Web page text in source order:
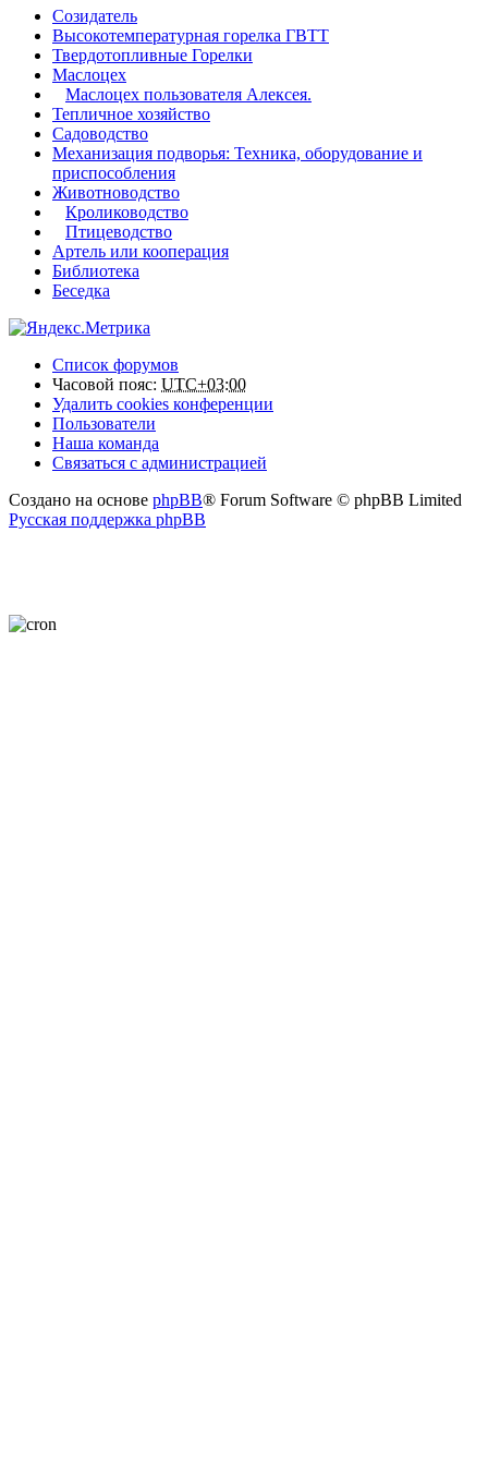
Созидатель
Высокотемпературная горелка ГВТТ
Твердотопливные Горелки
Маслоцех
Маслоцех пользователя Алексея.
Тепличное хозяйство
Садоводство
Механизация подворья: Техника, оборудование и
приспособления
Животноводство
Кролиководство
Птицеводство
Артель или кооперация
Библиотека
Беседка
Список форумов
Часовой пояс: UTC+03:00
Удалить cookies конференции
Пользователи
Наша команда
Связаться с администрацией
Создано на основе phpBB® Forum Software © phpBB Limited
Русская поддержка phpBB